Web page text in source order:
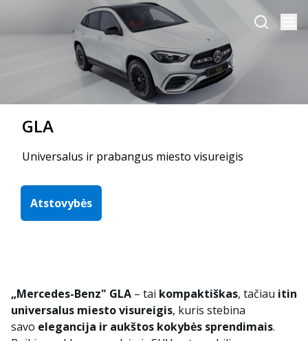
GLA
Universalus ir prabangus miesto visureigis
Atstovybės
„Mercedes-Benz" GLA – tai kompaktiškas, tačiau itin
universalus miesto visureigis, kuris stebina
savo elegancija ir aukštos kokybės sprendimais.